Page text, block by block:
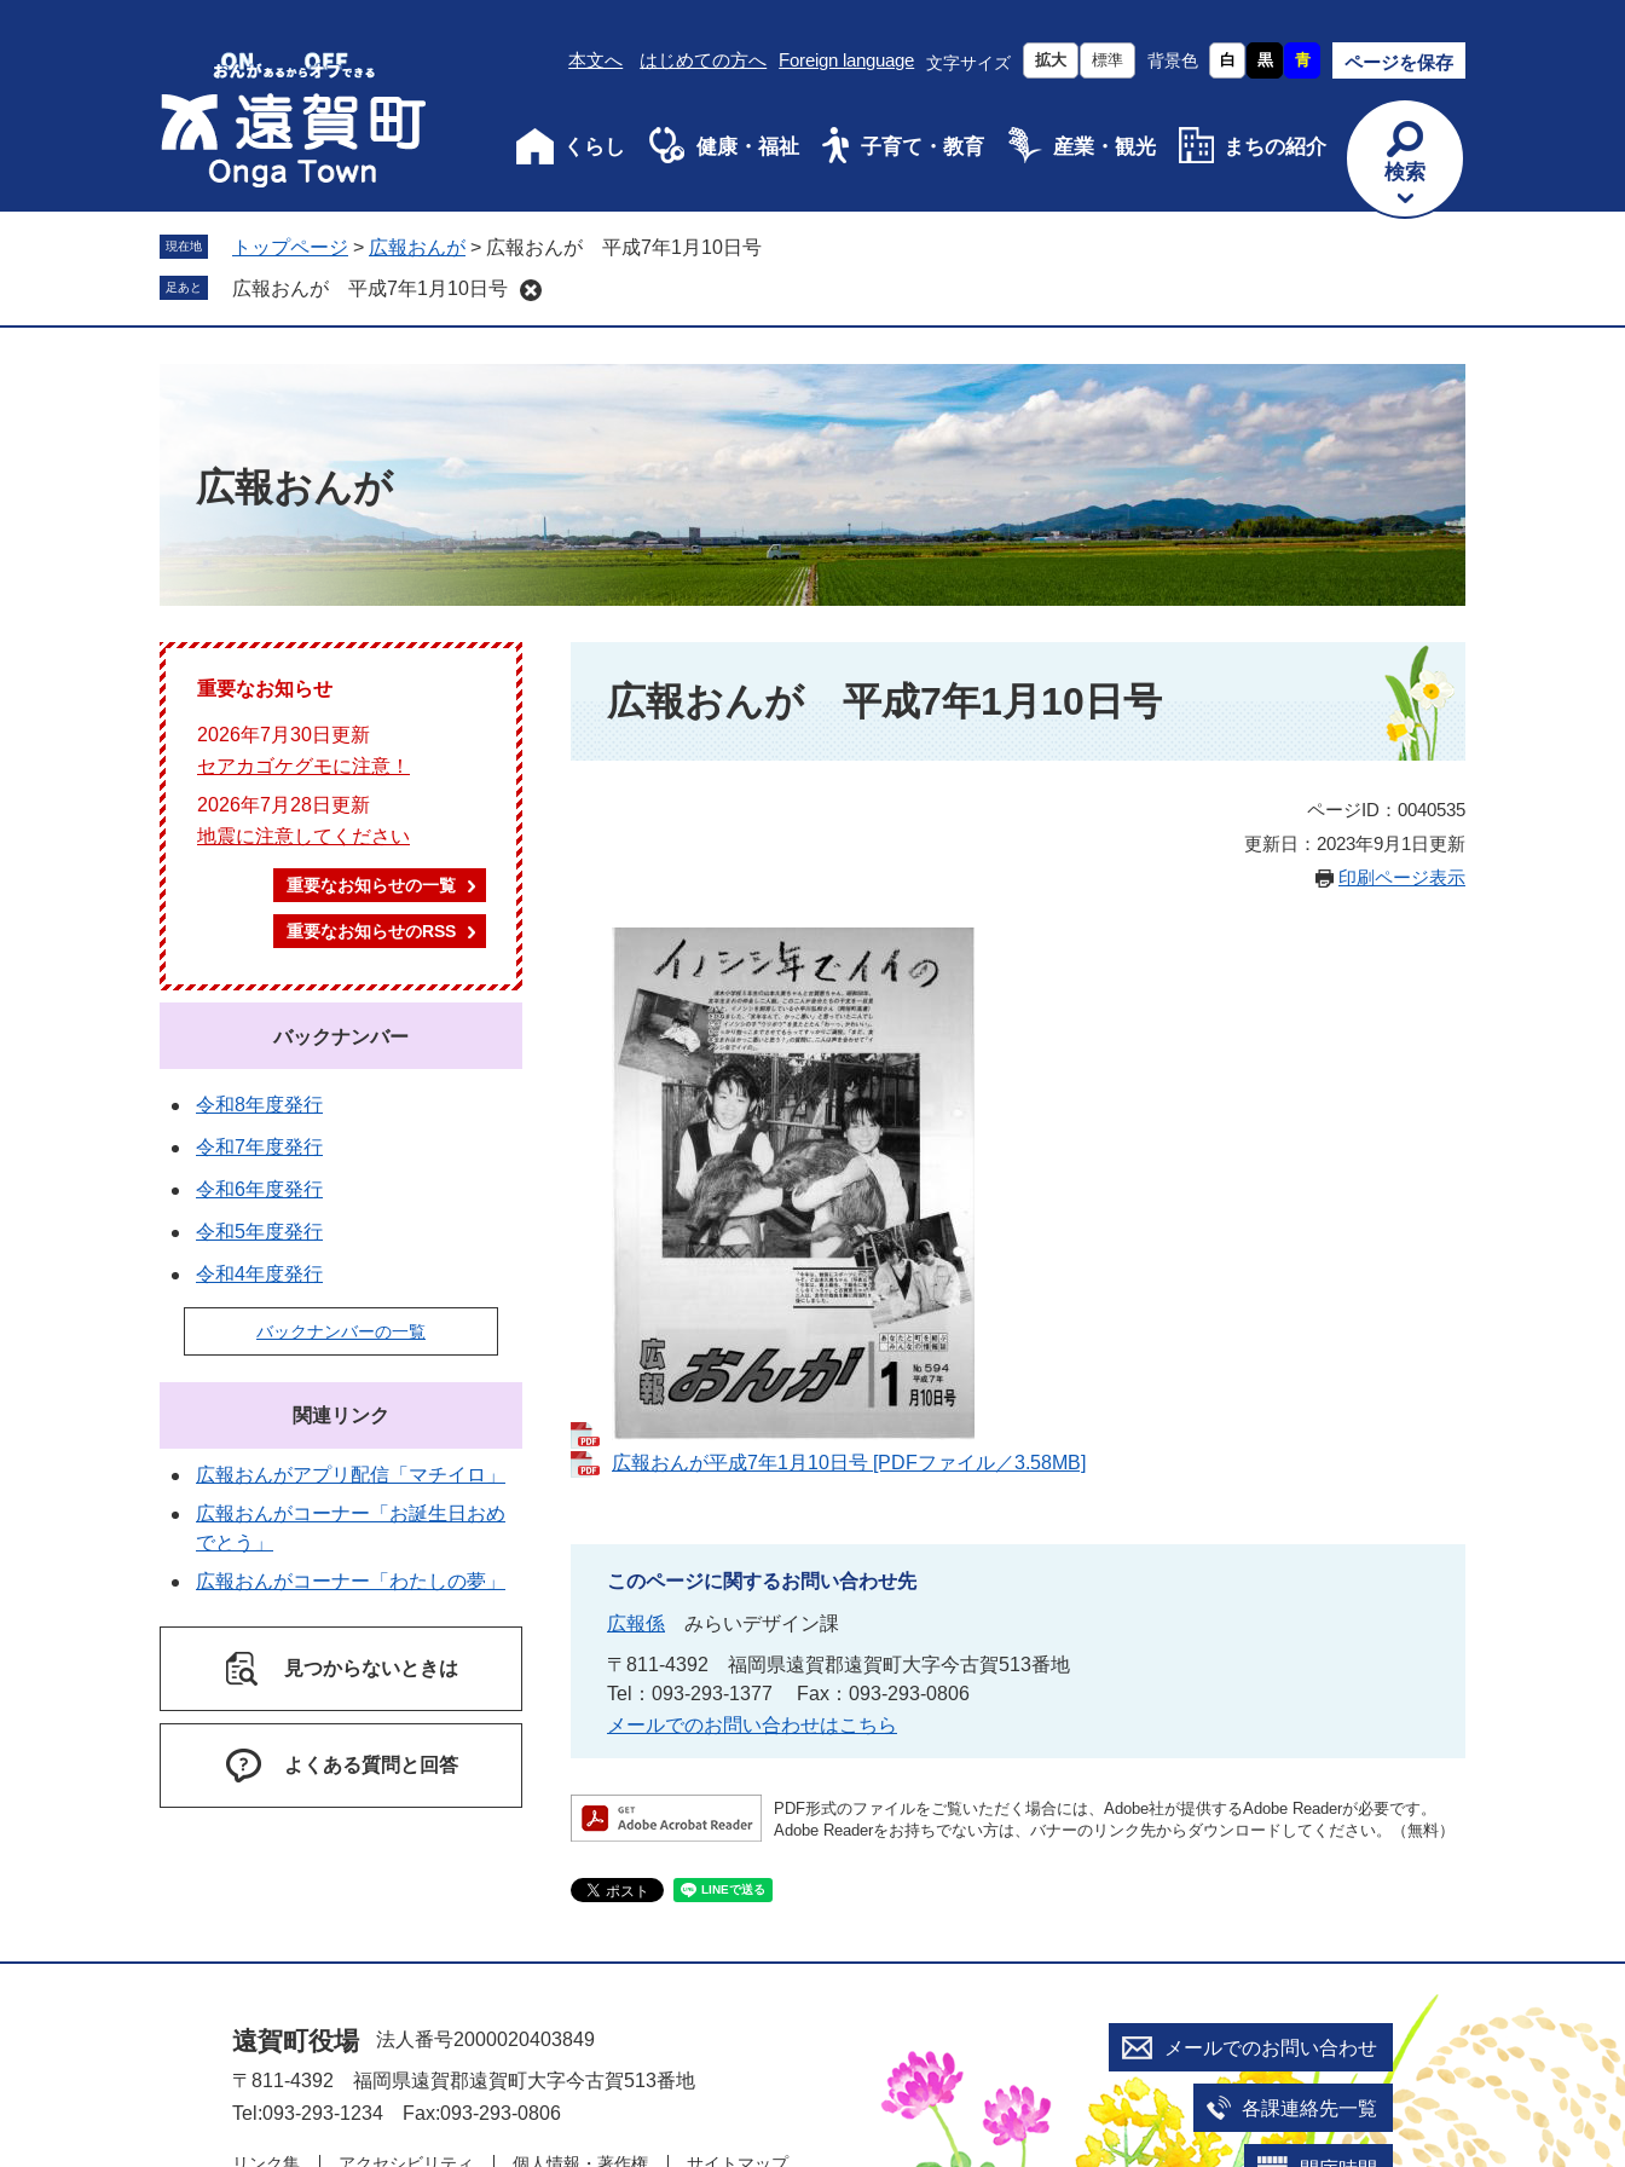
す
し
へ
本文へ はじめての方へ Foreign language 文字サイズ 拡大 標準 背景色 白 黒 青 ページを保存
くらし 健康・福祉 子育て・教育 産業・観光
まちの紹介
検索
現在地 トップページ > 広報おんが > 広報おんが 平成7年1月10日号
足あと 広報おんが 平成7年1月10日号
広報おんが
広報おんが 平成7年1月10日号
ページID：0040535
更新日：2023年9月1日更新
印刷ページ表示
広報おんが平成7年1月10日号 [PDFファイル／3.58MB]
このページに関するお問い合わせ先
広報係
みらいデザイン課
〒811-4392
福岡県遠賀郡遠賀町大字今古賀513番地
Tel：093-293-1377
Fax：093-293-0806
メールでのお問い合わせはこちら
PDF形式のファイルをご覧いただく場合には、Adobe社が提供するAdobe Readerが必要です。
Adobe Readerをお持ちでない方は、バナーのリンク先からダウンロードしてください。（無料）
重要なお知らせ
2026年7月30日更新
セアカゴケグモに注意！
2026年7月28日更新
地震に注意してください
重要なお知らせの一覧
重要なお知らせのRSS
バックナンバー
令和8年度発行
令和7年度発行
令和6年度発行
令和5年度発行
令和4年度発行
バックナンバーの一覧
関連リンク
広報おんがアプリ配信「マチイロ」
広報おんがコーナー「お誕生日おめ
でとう」
広報おんがコーナー「わたしの夢」
見つからないときは
よくある質問と回答
遠賀町役場
法人番号2000020403849
〒811-4392 福岡県遠賀郡遠賀町大字今古賀513番地
Tel:093-293-1234 Fax:093-293-0806
リンク集 アクセシビリティ 個人情報・著作権 サイトマップ
メールでのお問い合わせ
各課連絡先一覧